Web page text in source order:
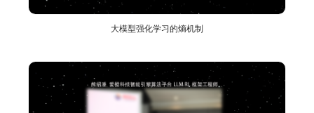
大模型强化学习的熵机制